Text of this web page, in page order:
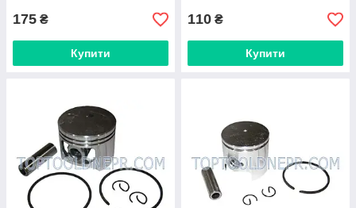
175 ₴
Купити
110 ₴
Купити